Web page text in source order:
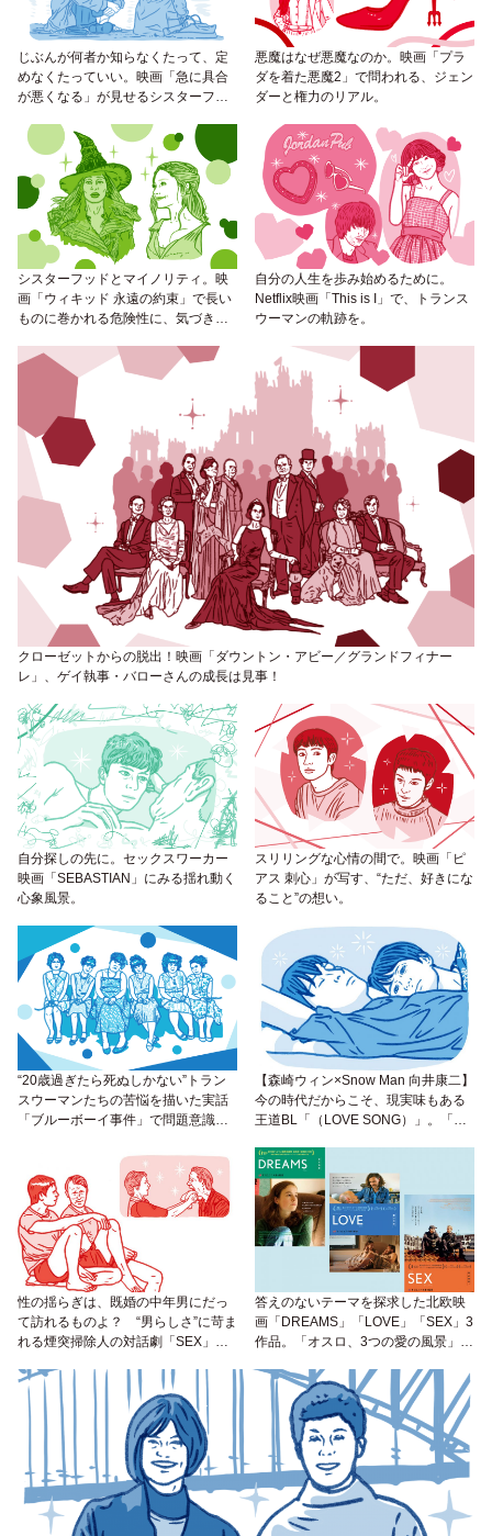
じぶんが何者か知らなくたって、定
めなくたっていい。映画「急に具合
が悪くなる」が見せるシスターフッ
悪魔はなぜ悪魔なのか。映画「プラ
ダを着た悪魔2」で問われる、ジェン
ダーと権力のリアル。
シスターフッドとマイノリティ。映
画「ウィキッド 永遠の約束」で長い
ものに巻かれる危険性に、気づき
自分の人生を歩み始めるために。
Netflix映画「This is I」で、トランス
ウーマンの軌跡を。
クローゼットからの脱出！映画「ダウントン・アビー／グランドフィナー
レ」、ゲイ執事・バローさんの成長は見事！
自分探しの先に。セックスワーカー
映画「SEBASTIAN」にみる揺れ動く
心象風景。
スリリングな心情の間で。映画「ピ
アス 刺心」が写す、“ただ、好きにな
ること”の想い。
“20歳過ぎたら死ぬしかない”トラン
スウーマンたちの苦悩を描いた実話
「ブルーボーイ事件」で問題意識
【森崎ウィン×Snow Man 向井康二】
今の時代だからこそ、現実味もある
王道BL「（LOVE SONG）」。「そ
と話聞いて？
性の揺らぎは、既婚の中年男にだっ
て訪れるものよ？ “男らしさ”に苛ま
れる煙突掃除人の対話劇「SEX」を
答えのないテーマを探求した北欧映
画「DREAMS」「LOVE」「SEX」3
作品。「オスロ、3つの愛の風景」と
ョー